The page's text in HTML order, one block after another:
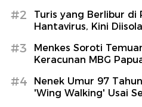
#2
Turis yang Berlibur di
Hantavirus, Kini
#3
Menkes Soroti
Keracunan MBG
#4
Nenek Umur 97
'Wing Walking' Usai